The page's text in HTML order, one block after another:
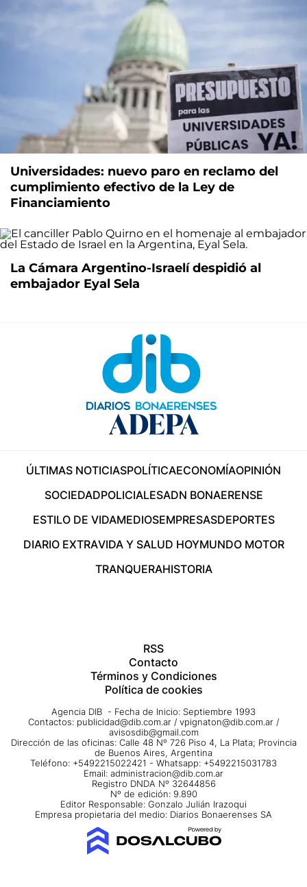
Universidades: nuevo paro en reclamo del
cumplimiento efectivo de la Ley de
Financiamiento
La Cámara Argentino-Israelí despidió al
embajador Eyal Sela
ÚLTIMAS NOTICIASPOLÍTICAECONOMÍAOPINIÓN
SOCIEDADPOLICIALESADN BONAERENSE
ESTILO DE VIDAMEDIOSEMPRESASDEPORTES
DIARIO EXTRAVIDA Y SALUD HOYMUNDO MOTOR
TRANQUERAHISTORIA
RSS
Contacto
Términos y Condiciones
Política de cookies
Agencia DIB - Fecha de Inicio: Septiembre 1993
Contactos: publicidad@dib.com.ar / vpignaton@dib.com.ar /
avisosdib@gmail.com
Dirección de las oficinas: Calle 48 Nº 726 Piso 4, La Plata; Provincia
de Buenos Aires, Argentina
Teléfono: +5492215022421 - Whatsapp: +5492215031783
Email: administracion@dib.com.ar
Registro DNDA Nº 32644856
Nº de edición: 9.890
Editor Responsable: Gonzalo Julián Irazoqui
Empresa propietaria del medio: Diarios Bonaerenses SA